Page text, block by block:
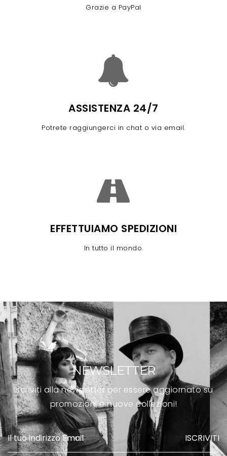
Grazie a PayPal
ASSISTENZA 24/7
Potrete raggiungerci in chat o via email.
EFFETTUIAMO SPEDIZIONI
In tutto il mondo.
NEWSLETTER
Iscriviti alla newsletter per essere aggiornato su
promozioni e nuove collezioni!
ISCRIVITI